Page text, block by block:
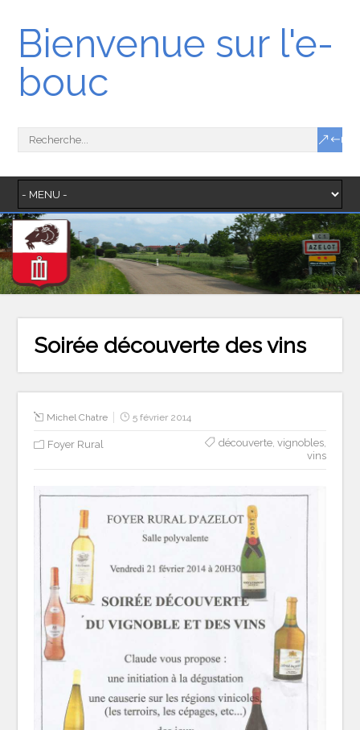
Bienvenue sur l'e-
bouc
Soirée découverte des vins
Michel Chatre 5 février 2014
Foyer Rural découverte, vignobles,
vins